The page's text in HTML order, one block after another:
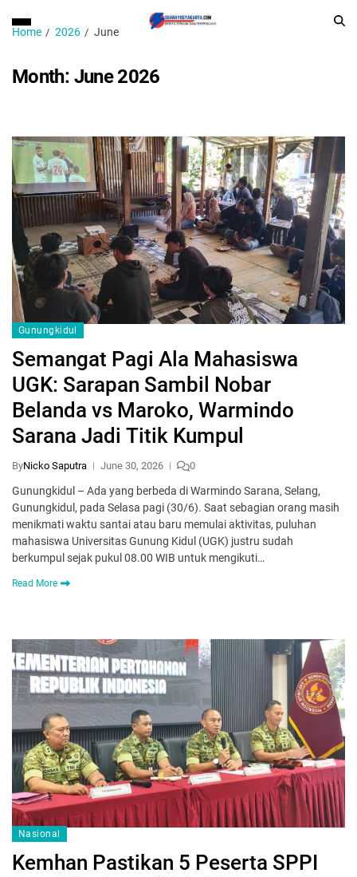
Home 2026 June
Month: June 2026
Gunungkidul
Semangat Pagi Ala Mahasiswa
UGK: Sarapan Sambil Nobar
Belanda vs Maroko, Warmindo
Sarana Jadi Titik Kumpul
ByNicko Saputra June 30, 2026 0
Gunungkidul – Ada yang berbeda di Warmindo Sarana, Selang,
Gunungkidul, pada Selasa pagi (30/6). Saat sebagian orang masih
menikmati waktu santai atau baru memulai aktivitas, puluhan
mahasiswa Universitas Gunung Kidul (UGK) justru sudah
berkumpul sejak pukul 08.00 WIB untuk mengikuti…
Read More
Nasional
Kemhan Pastikan 5 Peserta SPPI